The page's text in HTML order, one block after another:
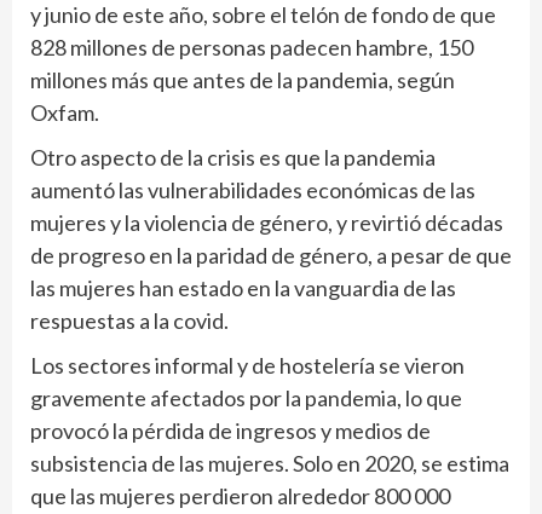
y junio de este año, sobre el telón de fondo de que
828 millones de personas padecen hambre, 150
millones más que antes de la pandemia, según
Oxfam.
Otro aspecto de la crisis es que la pandemia
aumentó las vulnerabilidades económicas de las
mujeres y la violencia de género, y revirtió décadas
de progreso en la paridad de género, a pesar de que
las mujeres han estado en la vanguardia de las
respuestas a la covid.
Los sectores informal y de hostelería se vieron
gravemente afectados por la pandemia, lo que
provocó la pérdida de ingresos y medios de
subsistencia de las mujeres. Solo en 2020, se estima
que las mujeres perdieron alrededor 800 000